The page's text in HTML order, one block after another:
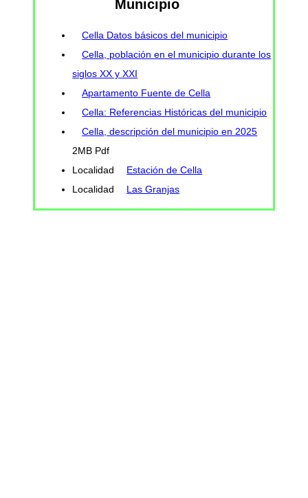
Municipio
Cella Datos básicos del municipio
Cella, población en el municipio durante los
siglos XX y XXI
Apartamento Fuente de Cella
Cella: Referencias Históricas del municipio
Cella, descripción del municipio en 2025
2MB Pdf
Localidad
Estación de Cella
Localidad
Las Granjas